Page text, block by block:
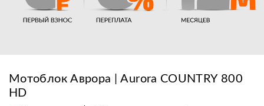
Мотоблок Аврора | Aurora COUNTRY 800
HD